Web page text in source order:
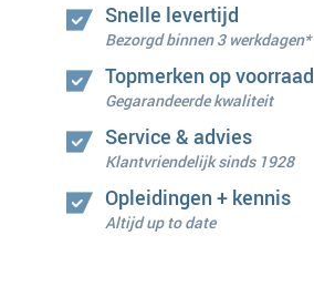
Snelle levertijd
Bezorgd binnen 3 werkdagen*
Topmerken op voorraad
Gegarandeerde kwaliteit
Service & advies
Klantvriendelijk sinds 1928
Opleidingen + kennis
Altijd up to date